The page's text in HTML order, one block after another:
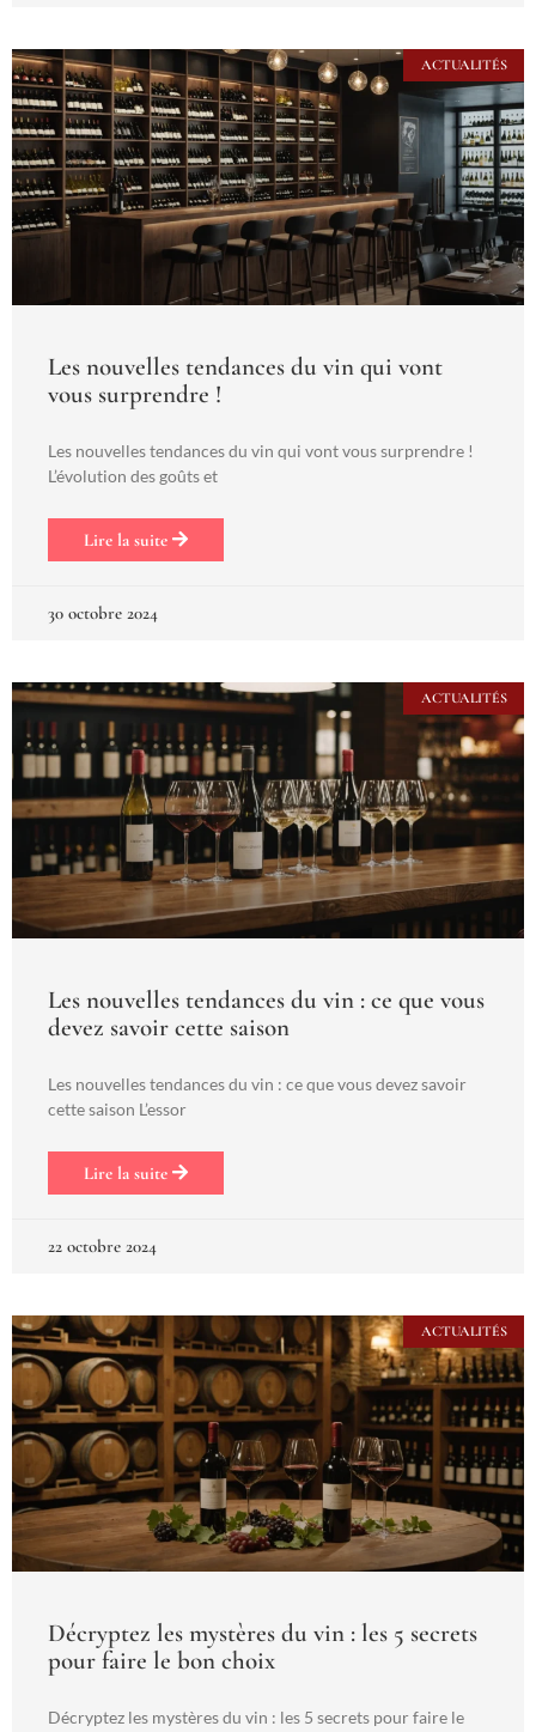
ACTUALITÉS
Les nouvelles tendances du vin qui vont
vous surprendre !
Les nouvelles tendances du vin qui vont vous surprendre !
L’évolution des goûts et
Lire la suite
30 octobre 2024
ACTUALITÉS
Les nouvelles tendances du vin : ce que vous
devez savoir cette saison
Les nouvelles tendances du vin : ce que vous devez savoir
cette saison L’essor
Lire la suite
22 octobre 2024
ACTUALITÉS
Décryptez les mystères du vin : les 5 secrets
pour faire le bon choix
Décryptez les mystères du vin : les 5 secrets pour faire le